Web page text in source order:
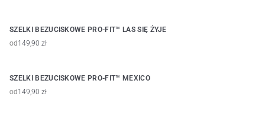
SZELKI BEZUCISKOWE PRO-FIT™ LAS SIĘ ŻYJE
od149,90 zł
SZELKI BEZUCISKOWE PRO-FIT™ MEXICO
od149,90 zł